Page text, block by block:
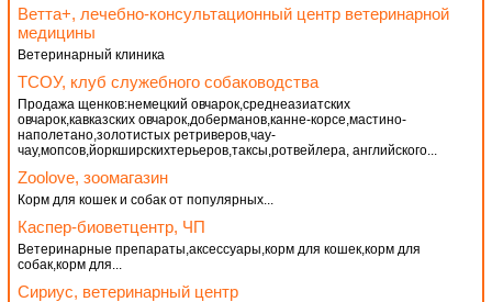
Ветта+, лечебно-консультационный центр ветеринарной
медицины
Ветеринарный клиника
ТСОУ, клуб служебного собаководства
Продажа щенков:немецкий овчарок,среднеазиатских
овчарок,кавказских овчарок,доберманов,канне-корсе,мастино-
наполетано,золотистых ретриверов,чау-
чау,мопсов,йоркширскихтерьеров,таксы,ротвейлера, английского...
Zoolove, зоомагазин
Корм для кошек и собак от популярных...
Каспер-биоветцентр, ЧП
Ветеринарные препараты,аксессуары,корм для кошек,корм для
собак,корм для...
Сириус, ветеринарный центр